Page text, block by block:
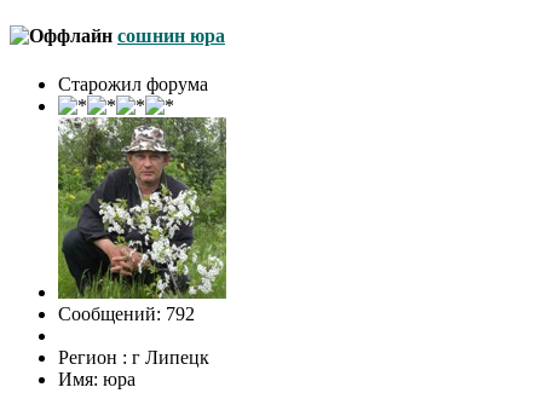
сошнин юра
Старожил форума
Сообщений: 792
Регион : г Липецк
Имя: юра